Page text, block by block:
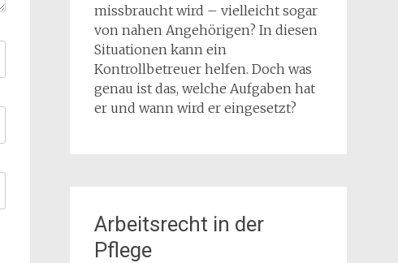
missbraucht wird – vielleicht sogar
von nahen Angehörigen? In diesen
Situationen kann ein
Kontrollbetreuer helfen. Doch was
genau ist das, welche Aufgaben hat
er und wann wird er eingesetzt?
Arbeitsrecht in der
Pflege